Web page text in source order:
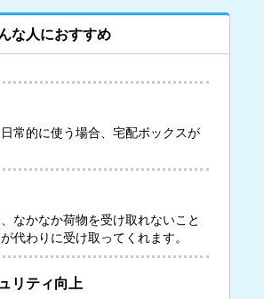
な人におすすめ
常的に使う場合、宅配ボックスが
なかなか荷物を受け取れないこと
代わりに受け取ってくれます。
リティ向上